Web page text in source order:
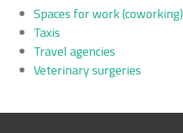
Spaces for work (coworking)
Taxis
Travel agencies
Veterinary surgeries